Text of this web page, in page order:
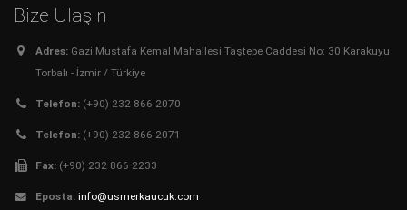
Bize Ulaşın
Adres: Gazi Mustafa Kemal Mahallesi Taştepe Caddesi No: 30 Karakuyu
Torbalı - İzmir / Türkiye
Telefon: (+90) 232 866 2070
Telefon: (+90) 232 866 2071
Fax: (+90) 232 866 2233
Eposta: info@usmerkaucuk.com